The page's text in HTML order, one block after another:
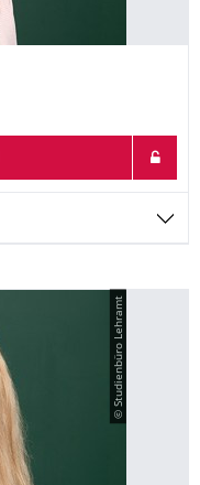
© Studienbüro Lehramt